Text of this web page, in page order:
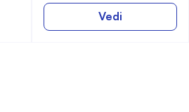
Vedi